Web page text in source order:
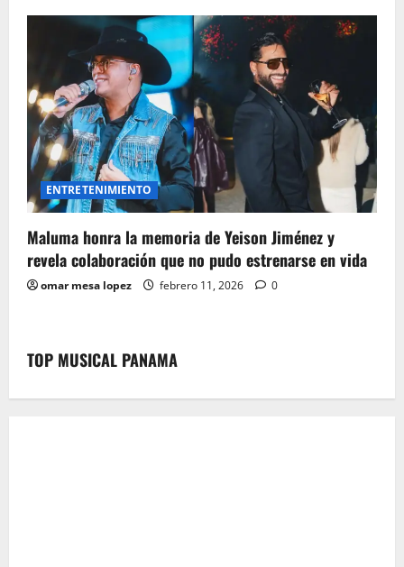
ENTRETENIMIENTO
Maluma honra la memoria de Yeison Jiménez y
revela colaboración que no pudo estrenarse en vida
omar mesa lopez febrero 11, 2026 0
TOP MUSICAL PANAMA